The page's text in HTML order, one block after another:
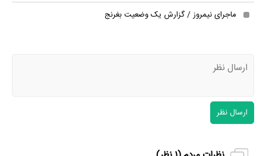
ماجرای نیمروز / گزارش یک وضعیت بغرنج
ارسال نظر